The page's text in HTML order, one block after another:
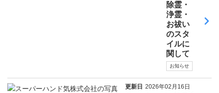
除霊・
浄霊・
お祓い
のスタ
イルに
関して
お知らせ
更新日 2026年02月16日